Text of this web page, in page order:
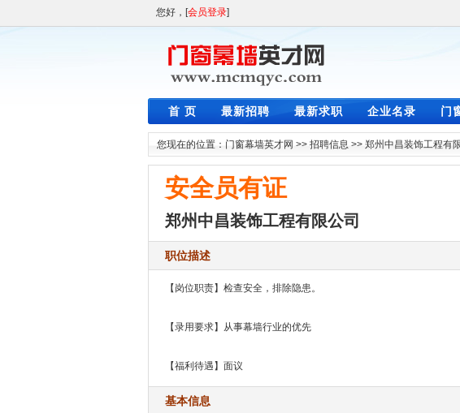
您好，[会员登录]
首 页 最新招聘 最新求职 企业名录 门
您现在的位置： 门窗幕墙英才网 >> 招聘信息 >> 郑州中昌装饰工程有
安全员有证
郑州中昌装饰工程有限公司
职位描述
【岗位职责】检查安全，排除隐患。
【录用要求】从事幕墙行业的优先
【福利待遇】面议
基本信息